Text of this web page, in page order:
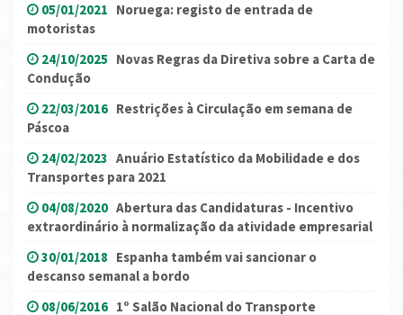
05/01/2021 Noruega: registo de entrada de
motoristas
24/10/2025 Novas Regras da Diretiva sobre a Carta de
Condução
22/03/2016 Restrições à Circulação em semana de
Páscoa
24/02/2023 Anuário Estatístico da Mobilidade e dos
Transportes para 2021
04/08/2020 Abertura das Candidaturas - Incentivo
extraordinário à normalização da atividade empresarial
30/01/2018 Espanha também vai sancionar o
descanso semanal a bordo
08/06/2016 1º Salão Nacional do Transporte